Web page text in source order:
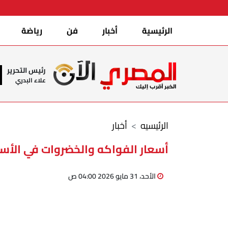
الرئيسية أخبار فن رياضة
رئيس التحرير
علاء البدري
أخبار الرئيسيه
أسعار الفواكه والخضروات في
الأحد، 31 مايو 2026 04:00 ص